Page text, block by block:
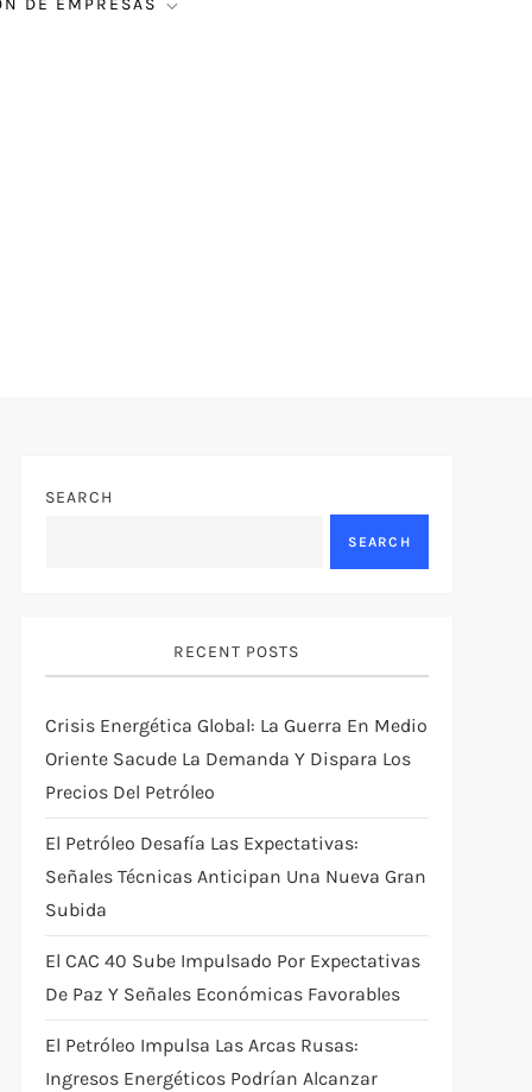
DE EMPRESAS
SEARCH
SEARCH
RECENT POSTS
Crisis Energética Global: La Guerra En Medio
Oriente Sacude La Demanda Y Dispara Los
Precios Del Petróleo
El Petróleo Desafía Las Expectativas:
Señales Técnicas Anticipan Una Nueva Gran
Subida
El CAC 40 Sube Impulsado Por Expectativas
De Paz Y Señales Económicas Favorables
El Petróleo Impulsa Las Arcas Rusas:
Ingresos Energéticos Podrían Alcanzar